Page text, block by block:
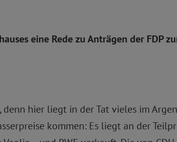
eine Rede zu Anträgen der FDP
hier liegt in der Tat vieles im
kommen: Es liegt an der